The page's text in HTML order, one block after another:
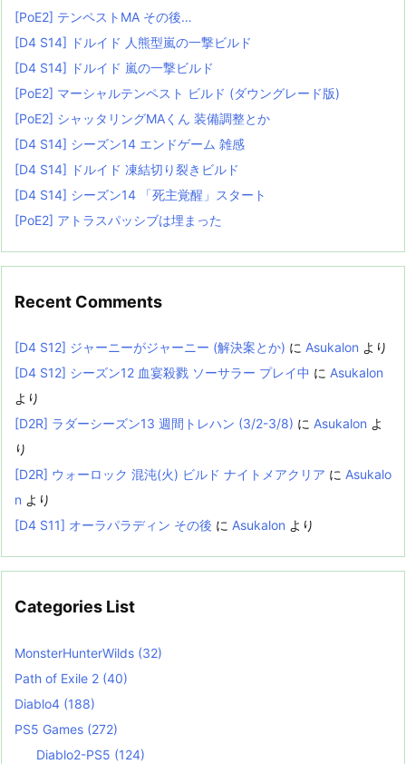
[PoE2] テンペストMA その後…
[D4 S14] ドルイド 人熊型嵐の一撃ビルド
[D4 S14] ドルイド 嵐の一撃ビルド
[PoE2] マーシャルテンペスト ビルド (ダウングレード版)
[PoE2] シャッタリングMAくん 装備調整とか
[D4 S14] シーズン14 エンドゲーム 雑感
[D4 S14] ドルイド 凍結切り裂きビルド
[D4 S14] シーズン14 「死主覚醒」スタート
[PoE2] アトラスパッシブは埋まった
Recent Comments
[D4 S12] ジャーニーがジャーニー (解決案とか) に Asukalon より
[D4 S12] シーズン12 血宴殺戮 ソーサラー プレイ中 に Asukalon
より
[D2R] ラダーシーズン13 週間トレハン (3/2-3/8) に Asukalon よ
り
[D2R] ウォーロック 混沌(火) ビルド ナイトメアクリア に Asukalo
n より
[D4 S11] オーラパラディン その後 に Asukalon より
Categories List
MonsterHunterWilds (32)
Path of Exile 2 (40)
Diablo4 (188)
PS5 Games (272)
Diablo2-PS5 (124)